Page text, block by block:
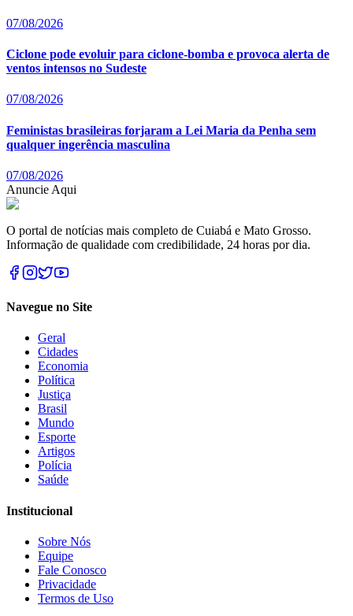
07/08/2026
Ciclone pode evoluir para ciclone-bomba e provoca alerta de
ventos intensos no Sudeste
07/08/2026
Feministas brasileiras forjaram a Lei Maria da Penha sem
qualquer ingerência masculina
07/08/2026
Anuncie Aqui
O portal de notícias mais completo de Cuiabá e Mato Grosso.
Informação de qualidade com credibilidade, 24 horas por dia.
Navegue no Site
Geral
Cidades
Economia
Política
Justiça
Brasil
Mundo
Esporte
Artigos
Polícia
Saúde
Institucional
Sobre Nós
Equipe
Fale Conosco
Privacidade
Termos de Uso